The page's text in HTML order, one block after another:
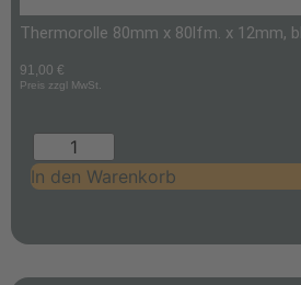
Thermorolle 80mm x 80lfm. x 12mm,
91,00 €
Preis zzgl MwSt.
In den Warenkorb